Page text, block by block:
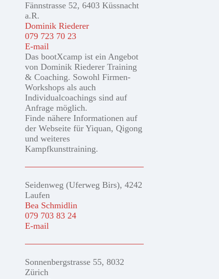
Fännstrasse 52, 6403 Küssnacht
a.R.
Dominik Riederer
079 723 70 23
E-mail
Das bootXcamp ist ein Angebot
von Dominik Riederer Training
& Coaching. Sowohl Firmen-
Workshops als auch
Individualcoachings sind auf
Anfrage möglich.
Finde nähere Informationen auf
der Webseite für Yiquan, Qigong
und weiteres
Kampfkunsttraining.
Seidenweg (Uferweg Birs), 4242
Laufen
Bea Schmidlin
079 703 83 24
E-mail
Sonnenbergstrasse 55, 8032
Zürich